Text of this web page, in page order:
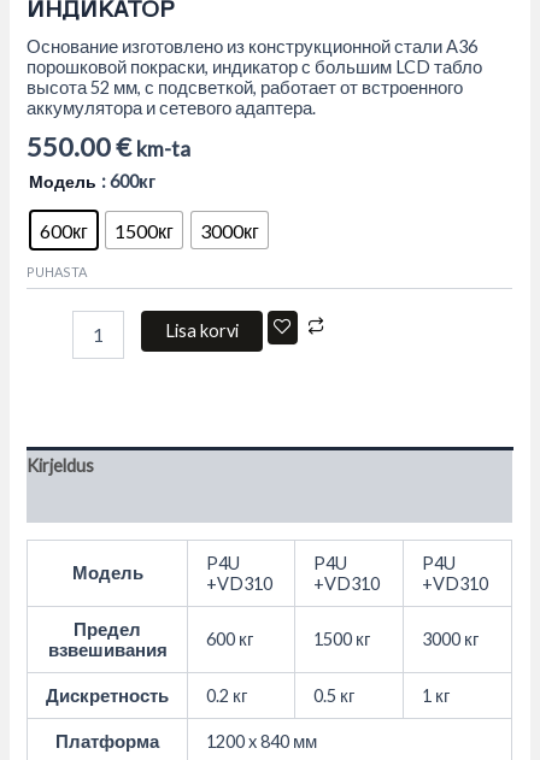
ИНДИКАТОР
Основание изготовлено из конструкционной стали А36
порошковой покраски, индикатор с большим LCD табло
высота 52 мм, с подсветкой, работает от встроенного
аккумулятора и сетевого адаптера.
550.00€ km-ta
Модель : 600кг
600кг 1500кг 3000кг
PUHASTA
Lisa korvi
Kirjeldus
Модель
P4U
+VD310
P4U
+VD310
P4U
+VD310
Предел
взвешивания
600 кг 1500 кг 3000 кг
Дискретность 0.2 кг 0.5 кг 1 кг
Платформа 1200 x 840 мм